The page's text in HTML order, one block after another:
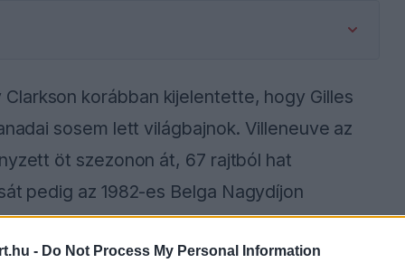
- Do Not Process My Personal Information
korábban kijelentette, hogy Gilles
sosem lett világbajnok. Villeneuve az
öt szezonon át, 67 rajtból hat
pedig az 1982-es Belga Nagydíjon